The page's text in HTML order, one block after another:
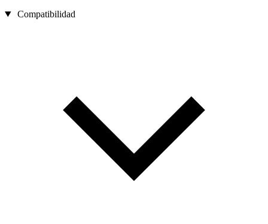
Compatibilidad